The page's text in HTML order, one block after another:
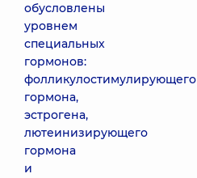
обусловлены
уровнем
специальных
гормонов:
фолликулостимулирующего
гормона,
эстрогена,
лютеинизирующего
гормона
и